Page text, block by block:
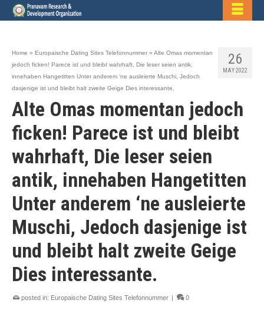
26
MAY 2022
Home » Europaische Dating Sites Telefonnummer » Alte Omas momentan
jedoch ficken! Parece ist und bleibt wahrhaft, Die leser seien antik,
innehaben Hangetitten Unter anderem ‘ne ausleierte Muschi, Jedoch
dasjenige ist und bleibt halt zweite Geige Dies interessante.
Alte Omas momentan jedoch
ficken! Parece ist und bleibt
wahrhaft, Die leser seien
antik, innehaben Hangetitten
Unter anderem ‘ne ausleierte
Muschi, Jedoch dasjenige ist
und bleibt halt zweite Geige
Dies interessante.
posted in: Europaische Dating Sites Telefonnummer | 0